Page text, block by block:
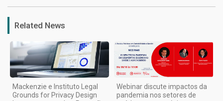
Related News
Mackenzie e Instituto Legal
Grounds for Privacy Design
Webinar discute impactos da
pandemia nos setores de